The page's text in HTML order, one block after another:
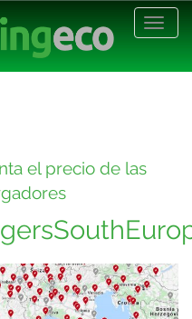
el precio de las